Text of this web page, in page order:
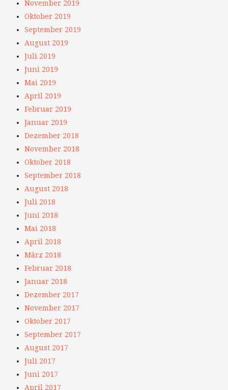
November 2019
Oktober 2019
September 2019
August 2019
Juli 2019
Juni 2019
Mai 2019
April 2019
Februar 2019
Januar 2019
Dezember 2018
November 2018
Oktober 2018
September 2018
August 2018
Juli 2018
Juni 2018
Mai 2018
April 2018
März 2018
Februar 2018
Januar 2018
Dezember 2017
November 2017
Oktober 2017
September 2017
August 2017
Juli 2017
Juni 2017
April 2017